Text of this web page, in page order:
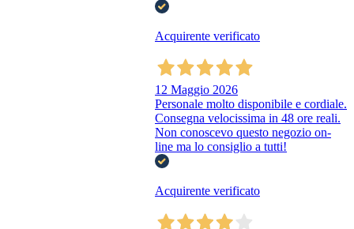
Acquirente verificato
12 Maggio 2026
Personale molto disponibile e cordiale.
Consegna velocissima in 48 ore reali.
Non conoscevo questo negozio on-
line ma lo consiglio a tutti!
Acquirente verificato